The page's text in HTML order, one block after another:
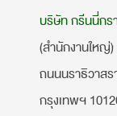
บริษัท กรีนนี่กร
(สำนักงานให
ถนนนราธิวาสร
กรุงเทพฯ